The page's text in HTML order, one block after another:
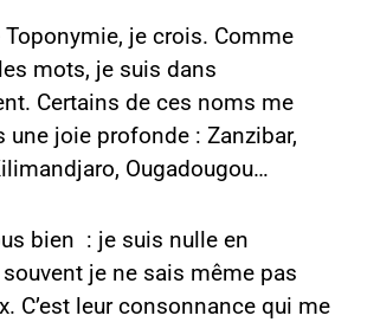
Toponymie, je crois. Comme
mots, je suis dans
Certains de ces noms me
une joie profonde : Zanzibar,
Ougadougou…
bien : je suis nulle en
je ne sais même pas
C’est leur consonnance qui me